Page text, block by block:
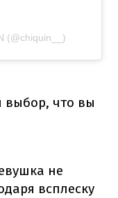
(@chiquin__)
выбор, что вы
не
всплеску